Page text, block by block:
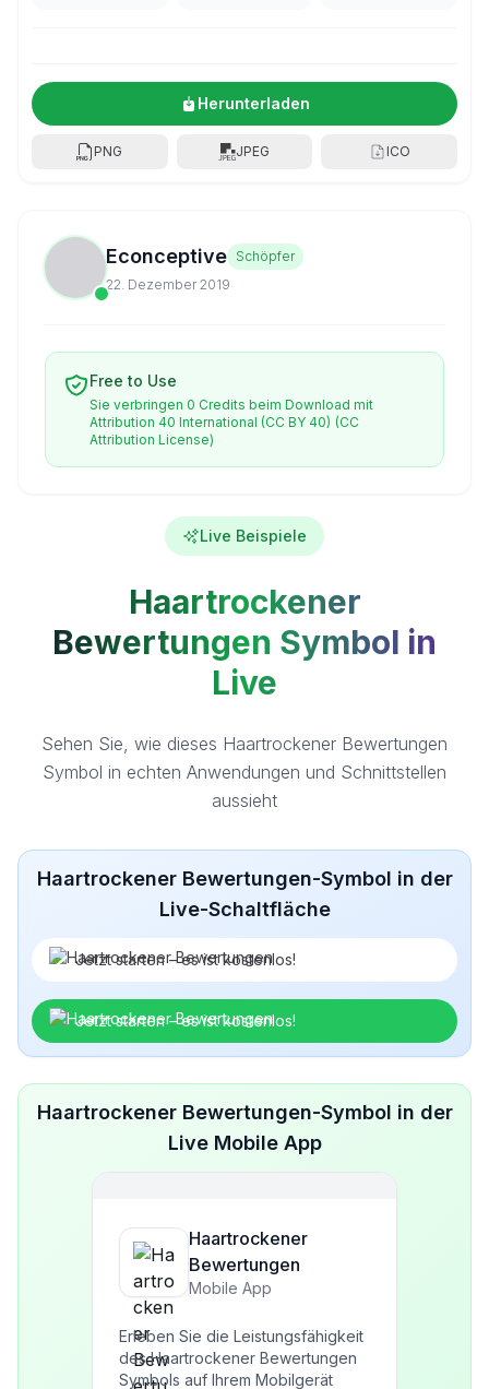
Herunterladen
PNG JPEG ICO
Econceptive Schöpfer
22. Dezember 2019
Free to Use
Sie verbringen 0 Credits beim Download mit
Attribution 40 International (CC BY 40) (CC
Attribution License)
Live Beispiele
Haartrockener
Bewertungen Symbol in
Live
Sehen Sie, wie dieses Haartrockener Bewertungen
Symbol in echten Anwendungen und Schnittstellen
aussieht
Haartrockener Bewertungen-Symbol in der
Live-Schaltfläche
Jetzt starten – es ist kostenlos!
Jetzt starten – es ist kostenlos!
Haartrockener Bewertungen-Symbol in der
Live Mobile App
Haartrockener
Bewertungen
Mobile App
Erleben Sie die Leistungsfähigkeit
des Haartrockener Bewertungen
Symbols auf Ihrem Mobilgerät